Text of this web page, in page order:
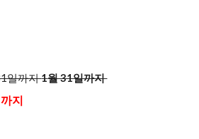
일까지 1월 31일까지
지